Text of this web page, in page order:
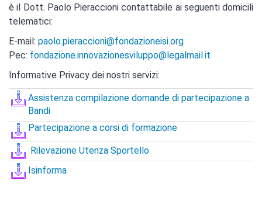
è il Dott. Paolo Pieraccioni contattabile ai seguenti domicili
telematici:
E-mail: paolo.pieraccioni@fondazioneisi.org
Pec: fondazione.innovazionesviluppo@legalmail.it
Informative Privacy dei nostri servizi:
Assistenza compilazione domande di partecipazione a
Bandi
Partecipazione a corsi di formazione
Rilevazione Utenza Sportello
Isinforma